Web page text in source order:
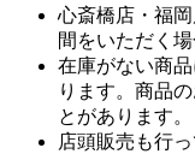
心斎橋店・福
間をいただく
在庫がない商
ります。商品
とがあります。
店頭販売も行